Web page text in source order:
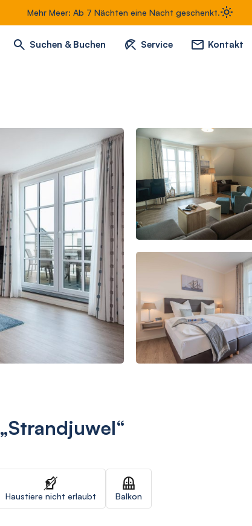
Mehr Meer: Ab 7 Nächten eine Nacht geschenkt.
Suchen & Buchen Service Kontakt
Haustiere nicht erlaubt Balkon